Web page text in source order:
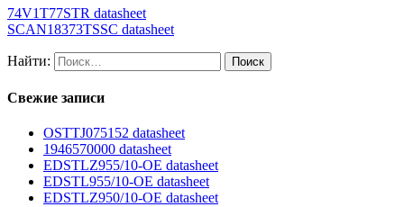
74V1T77STR datasheet
SCAN18373TSSC datasheet
Найти:
Свежие записи
OSTTJ075152 datasheet
1946570000 datasheet
EDSTLZ955/10-OE datasheet
EDSTL955/10-OE datasheet
EDSTLZ950/10-OE datasheet